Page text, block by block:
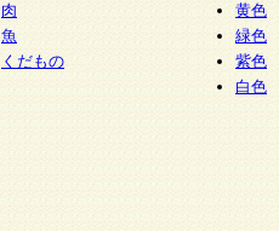
肉
魚
くだもの
黄色
緑色
紫色
白色